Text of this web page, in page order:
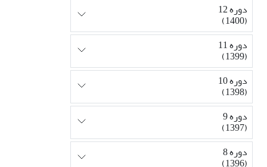
دوره 12
(1400)
دوره 11
(1399)
دوره 10
(1398)
دوره 9
(1397)
دوره 8